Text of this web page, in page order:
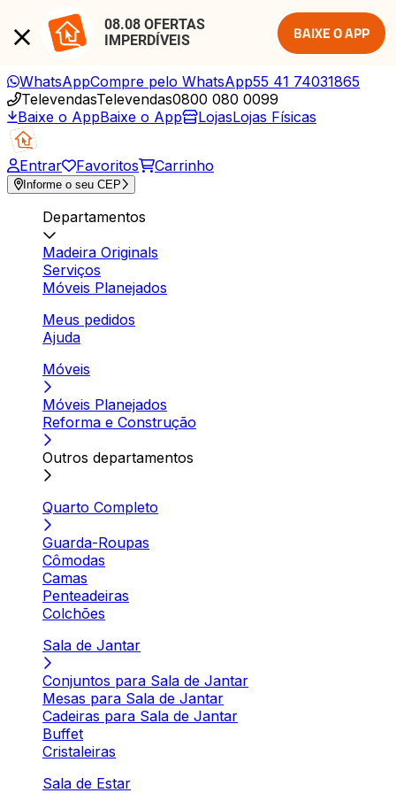
08.08 OFERTAS
IMPERDÍVEIS
BAIXE O APP
WhatsAppCompre pelo WhatsApp55 41 74031865
TelevendasTelevendas0800 080 0099
Baixe o AppBaixe o App LojasLojas Físicas
Entrar Favoritos Carrinho
Informe o seu CEP
Departamentos
Madeira Originals
Serviços
Móveis Planejados
Meus pedidos
Ajuda
Móveis
Móveis Planejados
Reforma e Construção
Outros departamentos
Quarto Completo
Guarda-Roupas
Cômodas
Camas
Penteadeiras
Colchões
Sala de Jantar
Conjuntos para Sala de Jantar
Mesas para Sala de Jantar
Cadeiras para Sala de Jantar
Buffet
Cristaleiras
Sala de Estar